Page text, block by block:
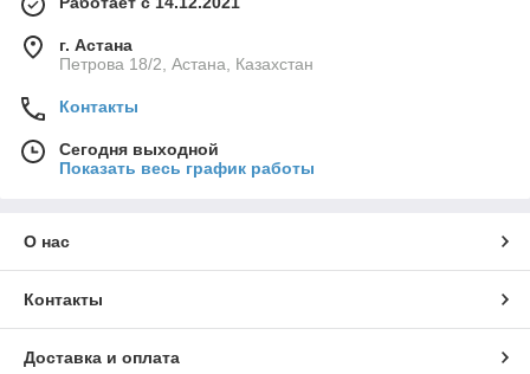
г. Астана
Петрова 18/2, Астана, Казахстан
Контакты
Сегодня выходной
Показать весь график работы
О нас
Контакты
Доставка и оплата